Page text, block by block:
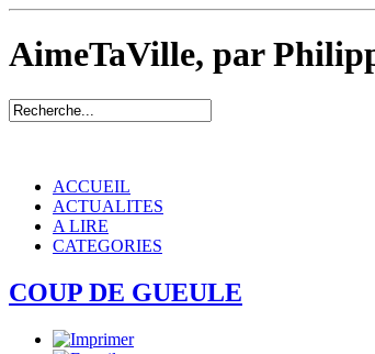
AimeTaVille, par
ACCUEIL
ACTUALITES
A LIRE
CATEGORIES
COUP DE GUEULE